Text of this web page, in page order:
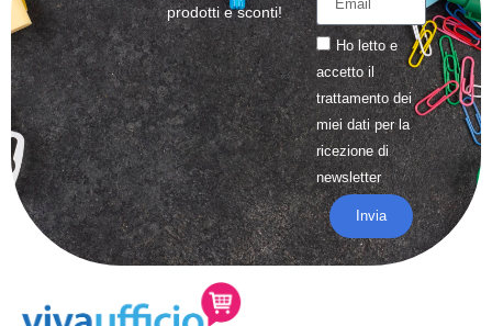
prodotti e sconti!
Ho letto e
accetto il
trattamentodei
miei dati per la
ricezione di
newsletter
Invia